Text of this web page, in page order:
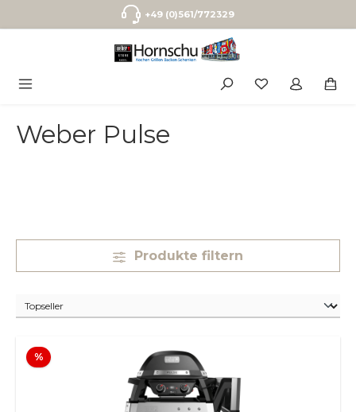
Zum Hauptinhalt springen+49 (0)561/772329
Weber Pulse
Produkte filtern
%Rabatt